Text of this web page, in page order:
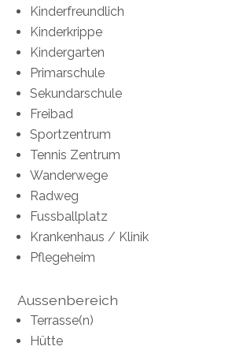
Kinderfreundlich
Kinderkrippe
Kindergarten
Primarschule
Sekundarschule
Freibad
Sportzentrum
Tennis Zentrum
Wanderwege
Radweg
Fussballplatz
Krankenhaus / Klinik
Pflegeheim
Aussenbereich
Terrasse(n)
Hütte